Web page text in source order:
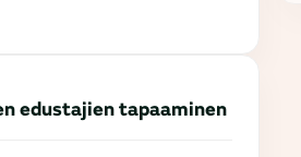
edustajien tapaaminen